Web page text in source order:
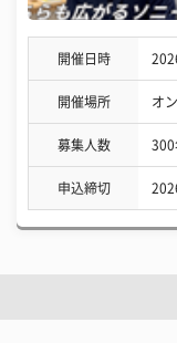
開催日時
開催場所 オ
募集人数 300
申込締切